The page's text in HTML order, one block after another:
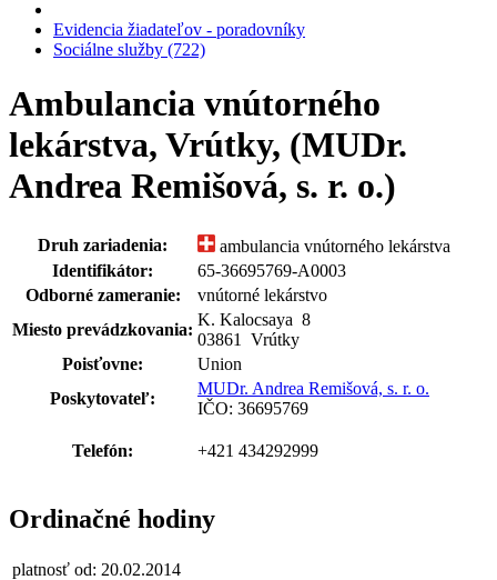
Evidencia žiadateľov - poradovníky
Sociálne služby (722)
Ambulancia vnútorného
lekárstva, Vrútky, (MUDr.
Andrea Remišová, s. r. o.)
Druh zariadenia:
ambulancia vnútorného lekárstva
Identifikátor:
65-36695769-A0003
Odborné zameranie:
vnútorné lekárstvo
Miesto prevádzkovania:
K. Kalocsaya 8
03861 Vrútky
Poisťovne:
Union
Poskytovateľ:
MUDr. Andrea Remišová, s. r. o.
IČO: 36695769
Telefón: +421 434292999
Ordinačné hodiny
platnosť od: 20.02.2014